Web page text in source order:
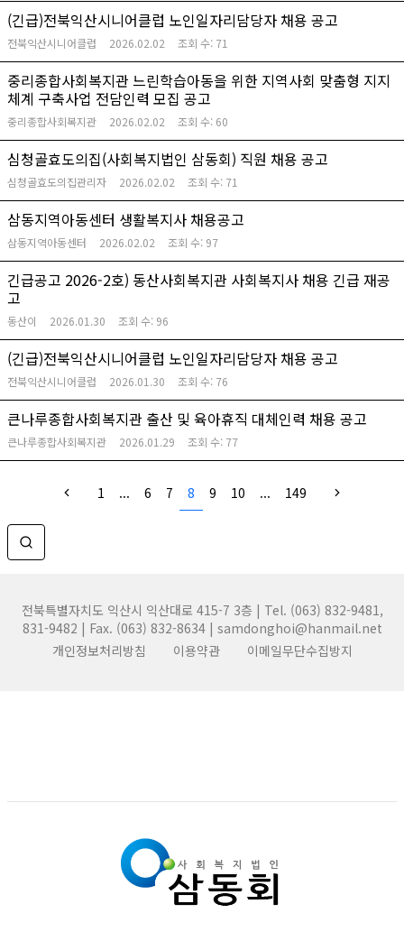
(긴급)전북익산시니어클럽 노인일자리담당자 채용 공고
전북익산시니어클럽 2026.02.02 조회 수: 71
중리종합사회복지관 느린학습아동을 위한 지역사회 맞춤형 지지
체계 구축사업 전담인력 모집 공고
중리종합사회복지관 2026.02.02 조회 수: 60
심청골효도의집(사회복지법인 삼동회) 직원 채용 공고
심청골효도의집관리자 2026.02.02 조회 수: 71
삼동지역아동센터 생활복지사 채용공고
삼동지역아동센터 2026.02.02 조회 수: 97
긴급공고 2026-2호) 동산사회복지관 사회복지사 채용 긴급 재공
고
동산이 2026.01.30 조회 수: 96
(긴급)전북익산시니어클럽 노인일자리담당자 채용 공고
전북익산시니어클럽 2026.01.30 조회 수: 76
큰나루종합사회복지관 출산 및 육아휴직 대체인력 채용 공고
큰나루종합사회복지관 2026.01.29 조회 수: 77
1 ... 6 7 8 9 10 ... 149
전북특별자치도 익산시 익산대로 415-7 3층 | Tel. (063) 832-9481,
831-9482 | Fax. (063) 832-8634 | samdonghoi@hanmail.net
개인정보처리방침
이용약관 이메일무단수집방지